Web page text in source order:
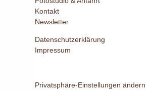
Kontakt
Newsletter
Datenschutzerklärung
Impressum
Privatsphäre-Einstellungen ändern